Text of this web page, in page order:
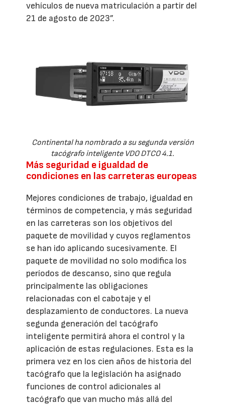
vehículos de nueva matriculación a partir del
21 de agosto de 2023”.
Continental ha nombrado a su segunda versión
tacógrafo inteligente VDO DTCO 4.1.
Más seguridad e igualdad de
condiciones en las carreteras europeas
Mejores condiciones de trabajo, igualdad en
términos de competencia, y más seguridad
en las carreteras son los objetivos del
paquete de movilidad y cuyos reglamentos
se han ido aplicando sucesivamente. El
paquete de movilidad no solo modifica los
períodos de descanso, sino que regula
principalmente las obligaciones
relacionadas con el cabotaje y el
desplazamiento de conductores. La nueva
segunda generación del tacógrafo
inteligente permitirá ahora el control y la
aplicación de estas regulaciones. Esta es la
primera vez en los cien años de historia del
tacógrafo que la legislación ha asignado
funciones de control adicionales al
tacógrafo que van mucho más allá del